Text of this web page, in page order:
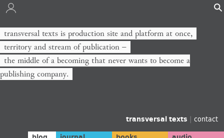
transversal texts is production site and platform at once,
territory and stream of publication −
the middle of a becoming that never wants to become a
publishing company.
transversal texts | contact